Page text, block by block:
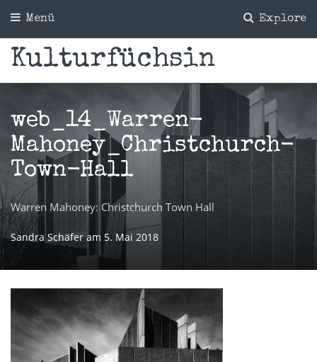
Explore
Menü
Kulturfüchsin
web_14_Warren-
Mahoney_Christchurch-
Town-Hall
Warren Mahoney: Christchurch Town Hall
Sandra Schäferam 5. Mai 2018